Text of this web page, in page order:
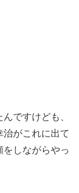
ですけども、
がこれに出て
しながらやっ